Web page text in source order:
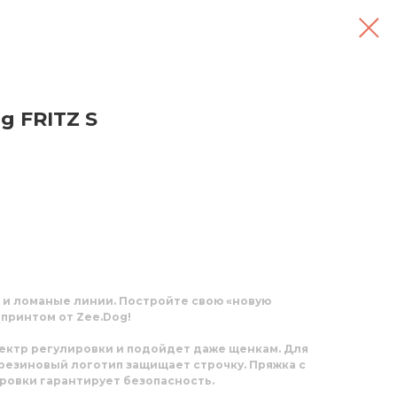
FRITZ S
ломаные линии. Постройте свою «новую
от Zee.Dog!
регулировки и подойдет даже щенкам. Для
логотип защищает строчку. Пряжка с
гарантирует безопасность.